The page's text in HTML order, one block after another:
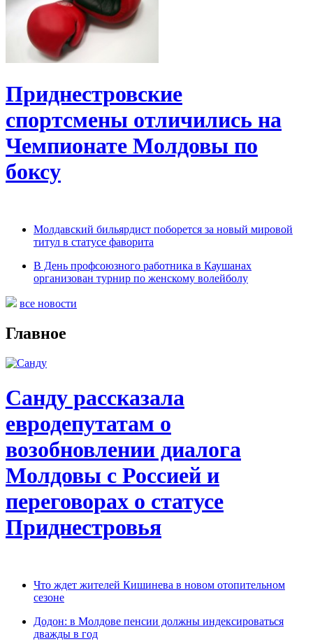
Приднестровские
спортсмены отличились на
Чемпионате Молдовы по
боксу
Молдавский бильярдист поборется за новый мировой
титул в статусе фаворита
В День профсоюзного работника в Каушанах
организован турнир по женскому волейболу
все новости
Главное
Санду рассказала
евродепутатам о
возобновлении диалога
Молдовы с Россией и
переговорах о статусе
Приднестровья
Что ждет жителей Кишинева в новом отопительном
сезоне
Додон: в Молдове пенсии должны индексироваться
дважды в год